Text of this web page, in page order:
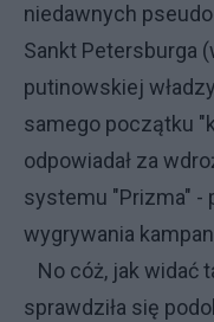
niedawnych
Sankt Petersburga
putinowskiej
samego początku
odpowiadał za
systemu "Prizma" -
wygrywania
No cóż, jak widać
sprawdziła się